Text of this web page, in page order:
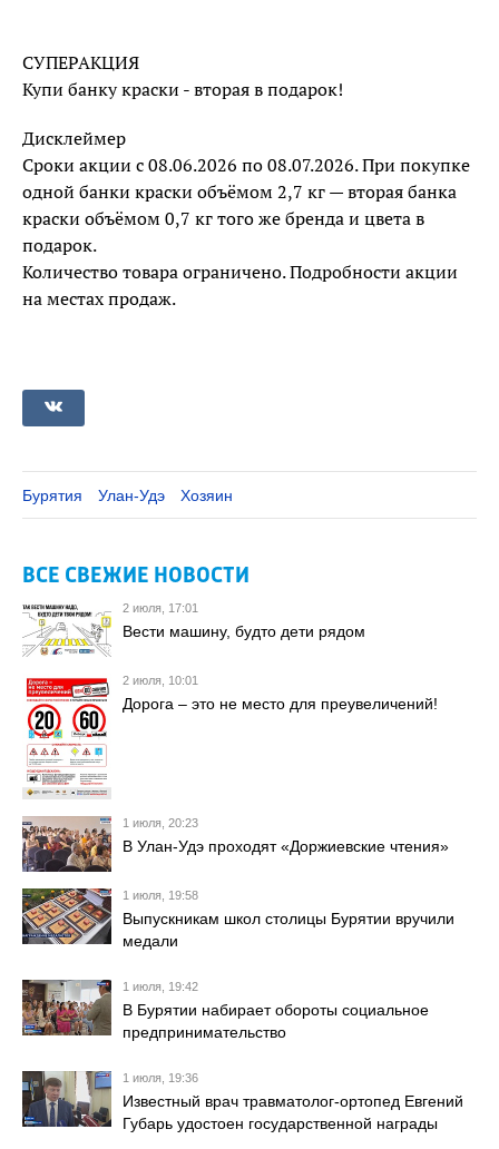
СУПЕРАКЦИЯ
Купи банку краски - вторая в подарок!
Дисклеймер
Сроки акции с 08.06.2026 по 08.07.2026. При покупке
одной банки краски объёмом 2,7 кг — вторая банка
краски объёмом 0,7 кг того же бренда и цвета в
подарок.
Количество товара ограничено. Подробности акции
на местах продаж.
Бурятия Улан-Удэ Хозяин
ВСЕ СВЕЖИЕ НОВОСТИ
2 июля, 17:01
Вести машину, будто дети рядом
2 июля, 10:01
Дорога – это не место для преувеличений!
1 июля, 20:23
В Улан-Удэ проходят «Доржиевские чтения»
1 июля, 19:58
Выпускникам школ столицы Бурятии вручили
медали
1 июля, 19:42
В Бурятии набирает обороты социальное
предпринимательство
1 июля, 19:36
Известный врач травматолог-ортопед Евгений
Губарь удостоен государственной награды